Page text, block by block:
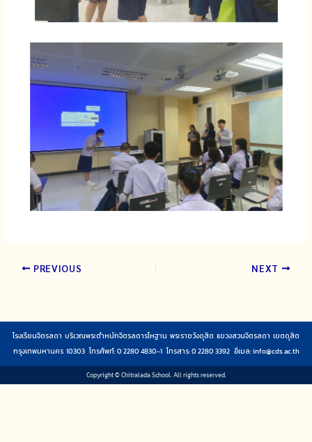
PREVIOUS NEXT
โรงเรียนจิตรลดา บริเวณพระตำหนักจิตรลดารโหฐาน พระราชวังดุสิต แขวงสวนจิตรลดา เขตดุสิต
กรุงเทพมหานคร 10303 โทรศัพท์: 0 2280 4830-1 โทรสาร: 0 2280 3392 อีเมล:info@cds.ac.th
Copyright © Chitralada School. All rights reserved.